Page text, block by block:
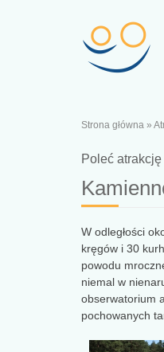
Strona główna »
Poleć
W odległości
kręgów i 30
powodu
niemal w
obserwatorium
pochowanych